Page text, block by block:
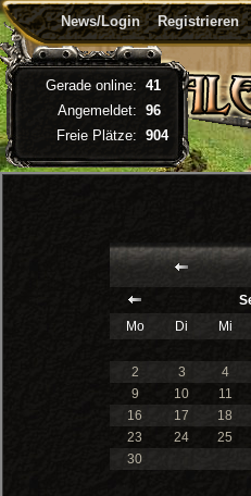
News/Login Registrieren
Mo
Di Mi
2
3 4
9
10 11
16
17 18
23
24 25
30
Gerade online: 41
Angemeldet: 96
Freie Plätze: 904